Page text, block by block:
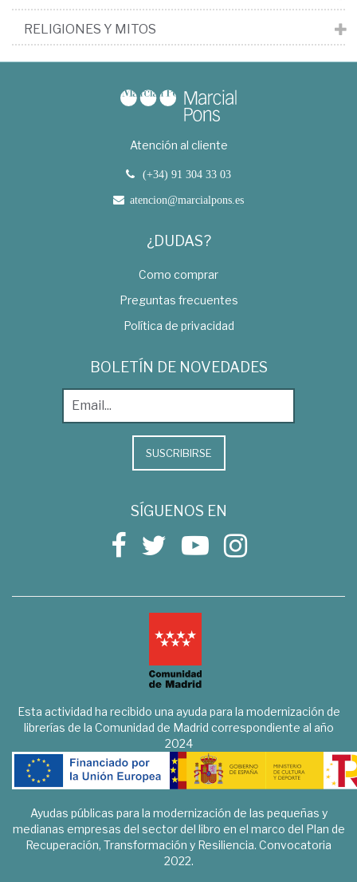
RELIGIONES Y MITOS
Atención al cliente
(+34) 91 304 33 03
atencion@marcialpons.es
¿DUDAS?
Como comprar
Preguntas frecuentes
Política de privacidad
BOLETÍN DE NOVEDADES
SUSCRIBIRSE
SÍGUENOS EN
Esta actividad ha recibido una ayuda para la modernización de
librerías de la Comunidad de Madrid correspondiente al año
2024
Ayudas públicas para la modernización de las pequeñas y
medianas empresas del sector del libro en el marco del Plan de
Recuperación, Transformación y Resiliencia. Convocatoria
2022.